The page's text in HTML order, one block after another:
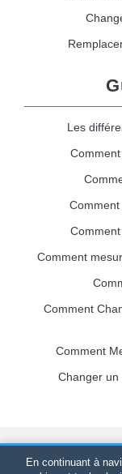
Les
Comment
Comment
Comment
Changer un
Bracelet-de-
En continuant à